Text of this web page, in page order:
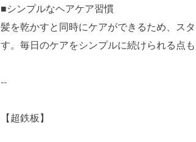
■シンプルなヘアケア習慣
髪を乾かすと同時にケアができるため、ス
す。毎日のケアをシンプルに続けられる点も
--
【超鉄板】